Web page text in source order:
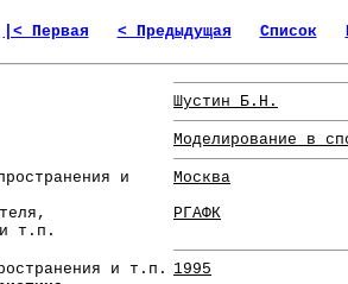
|< Первая < Предыдущая Список
Шустин Б.Н.
Моделирование в
и
Москва
и т.п.
РГАФК
и т.п. 1995